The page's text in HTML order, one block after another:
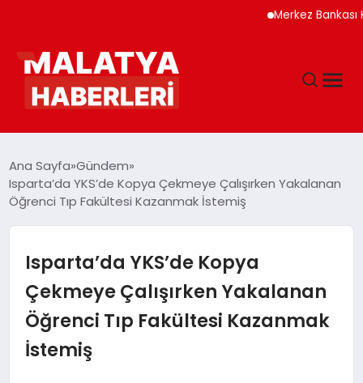
Merkez Bankası
GÜNDEM
DÜNYA
EĞITIM
EKONOMI
Ana Sayfa Gündem
Isparta’da YKS’de Kopya Çekmeye Çalışırken Yakalanan
Öğrenci Tıp Fakültesi Kazanmak İstemiş
Isparta’da YKS’de Kopya
Çekmeye Çalışırken Yakalanan
Öğrenci Tıp Fakültesi Kazanmak
İstemiş